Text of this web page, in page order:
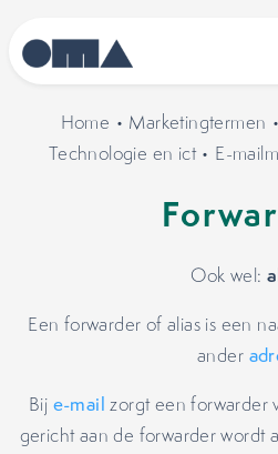
Home • Marketingtermen •
Technologie en ict• E-
Ook wel:
Een forwarder of alias is een
ander
Bij e-mail zorgt een forwarder
gericht aan de forwarder wordt